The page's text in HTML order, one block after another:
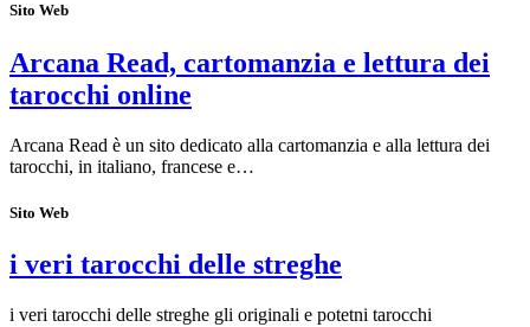
Sito Web
Arcana Read, cartomanzia e lettura dei
tarocchi online
Arcana Read è un sito dedicato alla cartomanzia e alla lettura dei
tarocchi, in italiano, francese e…
Sito Web
i veri tarocchi delle streghe
i veri tarocchi delle streghe gli originali e potetni tarocchi